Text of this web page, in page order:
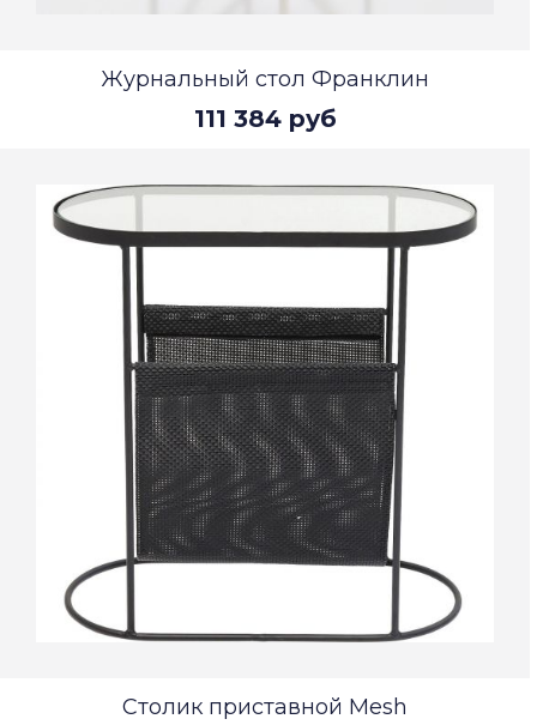
Журнальный стол Франклин
111 384 руб
Столик приставной Mesh